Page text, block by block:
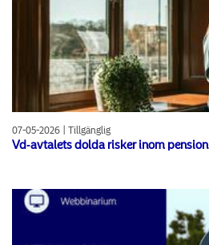
07-05-2026 | Tillgänglig
Vd‑avtalets dolda risker inom pension